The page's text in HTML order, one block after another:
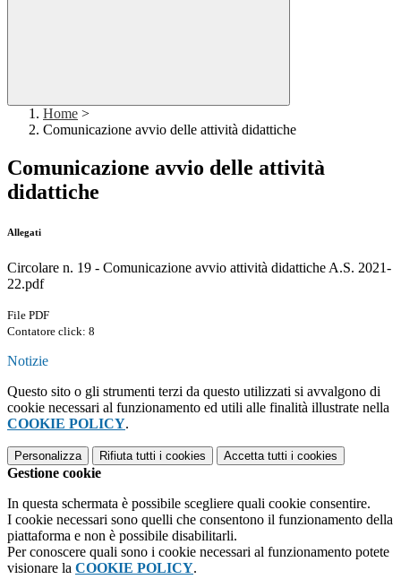
Home >
Comunicazione avvio delle attività didattiche
Comunicazione avvio delle attività
didattiche
Allegati
Circolare n. 19 - Comunicazione avvio attività didattiche A.S. 2021-
22.pdf
File PDF
Contatore click: 8
Notizie
Questo sito o gli strumenti terzi da questo utilizzati si avvalgono di
cookie necessari al funzionamento ed utili alle finalità illustrate nella
COOKIE POLICY.
Personalizza Rifiuta tutti i cookies Accetta tutti i cookies
Gestione cookie
In questa schermata è possibile scegliere quali cookie consentire.
I cookie necessari sono quelli che consentono il funzionamento della
piattaforma e non è possibile disabilitarli.
Per conoscere quali sono i cookie necessari al funzionamento potete
visionare la COOKIE POLICY.